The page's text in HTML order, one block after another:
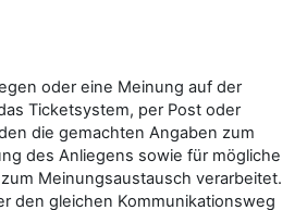
oder eine Meinung auf der
Ticketsystem, per Post oder
die gemachten Angaben zum
des Anliegens sowie für mögliche
Meinungsaustausch verarbeitet.
den gleichen Kommunikationsweg